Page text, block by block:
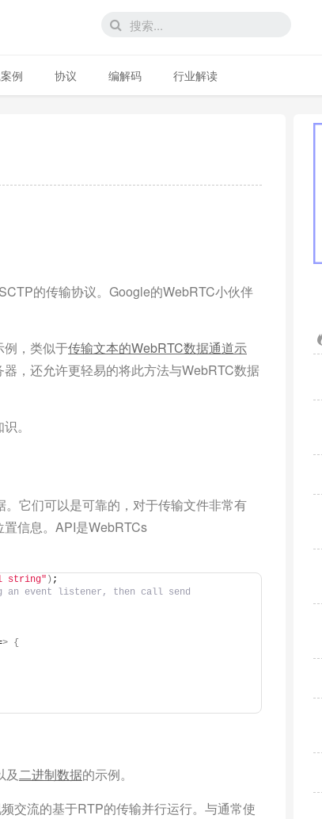
例 协议 编解码 行业解读
的传输协议。Google的WebRTC小伙伴
例，类似于传输文本的WebRTC数据通道示
，还允许更轻易的将此方法与WebRTC数据
。
它们可以是可靠的，对于传输文件非常有
信息。API是WebRTCs
string" ) ;
event listener, then call send
> {
及二进制数据的示例。
交流的基于RTP的传输并行运行。与通常使